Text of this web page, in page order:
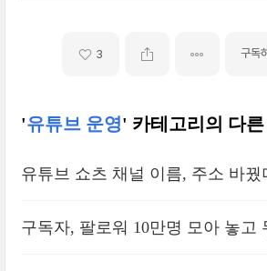
3 구독
'유튜브 운영' 카테고리의 다
유튜브 쇼츠 채널 이름, 주소 바꿨
구독자, 팔로워 10만명 모아 놓고